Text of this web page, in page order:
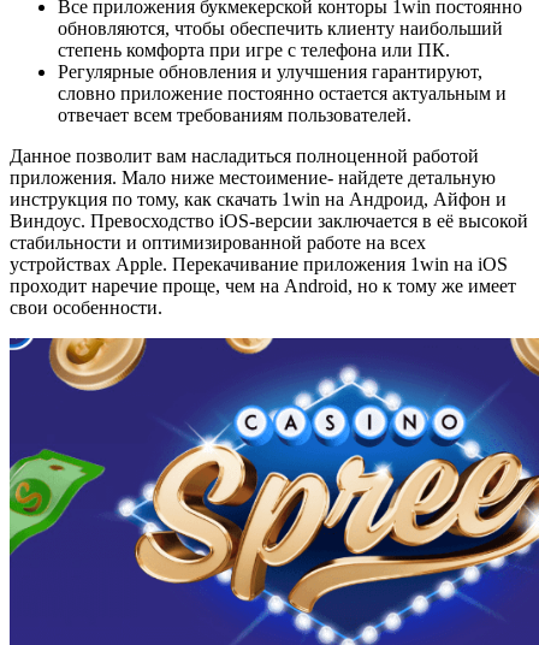
Все приложения букмекерской конторы 1win постоянно
обновляются, чтобы обеспечить клиенту наибольший
степень комфорта при игре с телефона или ПК.
Регулярные обновления и улучшения гарантируют,
словно приложение постоянно остается актуальным и
отвечает всем требованиям пользователей.
Данное позволит вам насладиться полноценной работой
приложения. Мало ниже местоимение- найдете детальную
инструкция по тому, как скачать 1win на Андроид, Айфон и
Виндоус. Превосходство iOS-версии заключается в её высокой
стабильности и оптимизированной работе на всех
устройствах Apple. Перекачивание приложения 1win на iOS
проходит наречие проще, чем на Android, но к тому же имеет
свои особенности.